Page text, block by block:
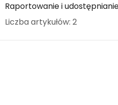
Raportowanie i
Liczba artykułów: 2